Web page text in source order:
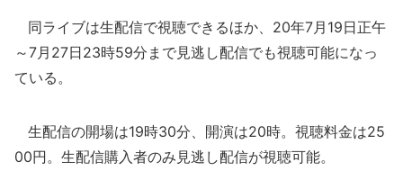
同ライブは生配信で視聴できるほか、20年7月19日正午
～7月27日23時59分まで見逃し配信でも視聴可能になっ
ている。
生配信の開場は19時30分、開演は20時。視聴料金は25
00円。生配信購入者のみ見逃し配信が視聴可能。